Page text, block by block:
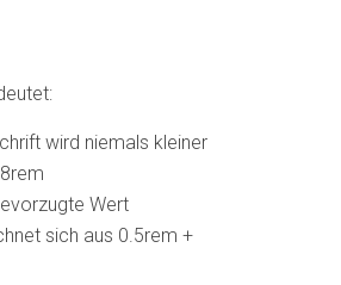
wird niemals kleiner
Wert
sich aus 0.5rem +